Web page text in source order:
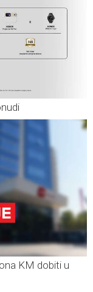
KM dobiti u